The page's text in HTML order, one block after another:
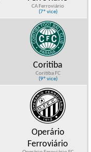
CA Ferroviário
(7º vice)
Coritiba
Coritiba FC
(9º vice)
Operário
Ferroviário